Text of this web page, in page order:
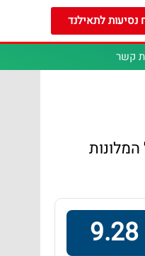
נסיעות לתאילנד
קשר
9.28